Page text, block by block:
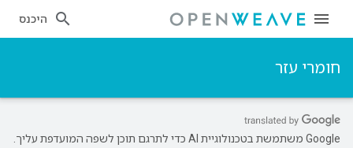
היכנס
חומרי עזר
‫Google משתמשת בטכנולוגיית AI כדי לתרגם תוכן לשפה המועדפת עליך.